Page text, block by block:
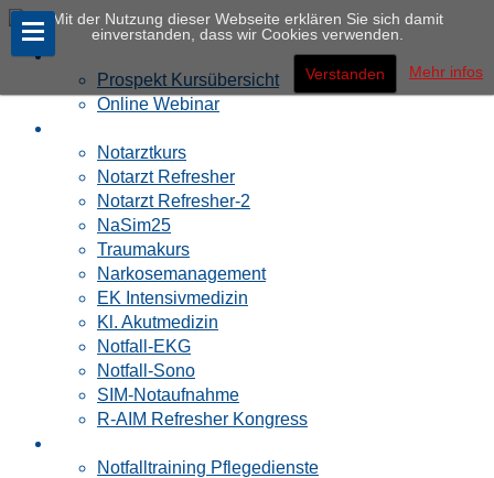
Notfallakademie
Prospekt Kursübersicht
Online Webinar
Notarztkurs
Notarzt Refresher
Notarzt Refresher-2
NaSim25
Traumakurs
Narkosemanagement
EK Intensivmedizin
Kl. Akutmedizin
Notfall-EKG
Notfall-Sono
SIM-Notaufnahme
R-AIM Refresher Kongress
Notfalltraining Pflegedienste
Mit der Nutzung dieser Webseite erklären Sie sich damit
einverstanden, dass wir Cookies verwenden.
Verstanden Mehr infos